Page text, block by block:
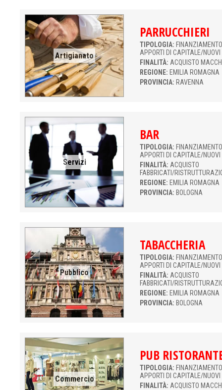
Artigianato
PARRUCCHIERI
TIPOLOGIA:
APPORTI DI CAPITALE/NUOVI
FINALITÀ: ACQUISTO
REGIONE: EMILIA ROMAGNA
PROVINCIA: RAVENNA
Servizi
BAR
TIPOLOGIA:
APPORTI DI CAPITALE/NUOVI
FINALITÀ: ACQUISTO
FABBRICATI/
REGIONE: EMILIA ROMAGNA
PROVINCIA: BOLOGNA
Pubblico
TABACCHERIA
TIPOLOGIA:
APPORTI DI CAPITALE/NUOVI
FINALITÀ: ACQUISTO
FABBRICATI/
REGIONE: EMILIA ROMAGNA
PROVINCIA: BOLOGNA
Commercio
PUB
TIPOLOGIA:
APPORTI DI CAPITALE/NUOVI
FINALITÀ: ACQUISTO